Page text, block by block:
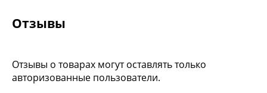
Отзывы
Отзывы о товарах могут оставлять только
авторизованные пользователи.